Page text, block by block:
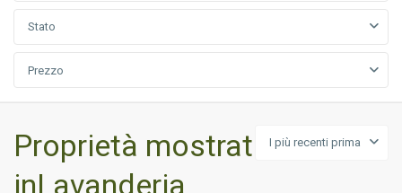
Stato
Prezzo
I più recenti prima
Proprietà mostrata
inLavanderia